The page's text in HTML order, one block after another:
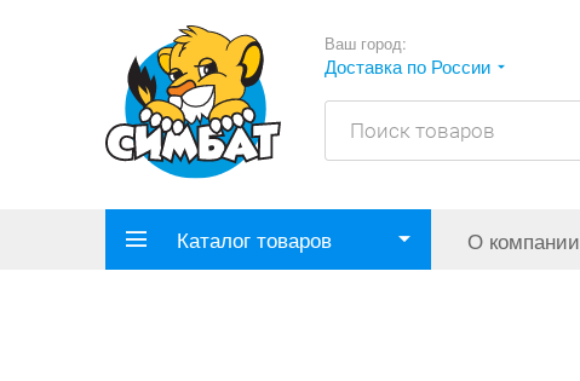
Ваш город:
Доставка по России
Каталог товаров О компании